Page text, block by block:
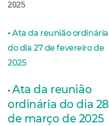
2025
•Ata da reunião ordinária
do dia 27 de fevereiro de
2025
•Ata da reunião
ordinária do dia 28
de março de 2025